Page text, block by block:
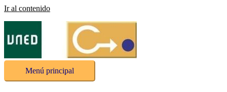
Ir al contenido
Menú principal